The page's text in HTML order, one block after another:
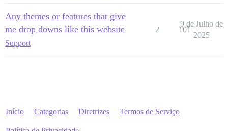
Any themes or features that give
me drop downs like this website
Support
2 101
9 de Julho de
2025
Início Categorias Diretrizes Termos de Serviço